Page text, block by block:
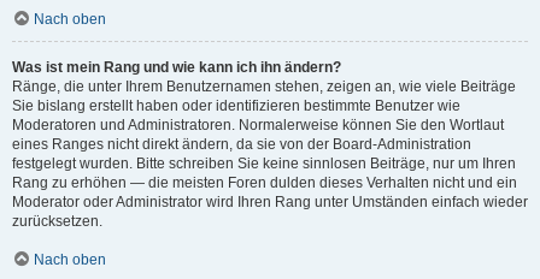
Nach oben
Was ist mein Rang und wie kann ich ihn ändern?
Ränge, die unter Ihrem Benutzernamen stehen, zeigen an, wie viele Beiträge
Sie bislang erstellt haben oder identifizieren bestimmte Benutzer wie
Moderatoren und Administratoren. Normalerweise können Sie den Wortlaut
eines Ranges nicht direkt ändern, da sie von der Board-Administration
festgelegt wurden. Bitte schreiben Sie keine sinnlosen Beiträge, nur um Ihren
Rang zu erhöhen — die meisten Foren dulden dieses Verhalten nicht und ein
Moderator oder Administrator wird Ihren Rang unter Umständen einfach wieder
zurücksetzen.
Nach oben